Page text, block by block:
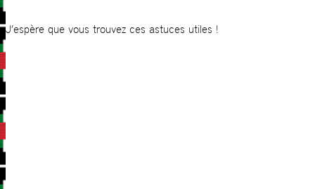
J’espère que vous trouvez ces astuces utiles !